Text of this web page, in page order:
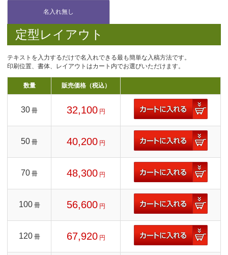
定型レイアウト
テキストを入力するだけで名入れできる最も簡単な入稿方法です。
印刷位置、書体、レイアウトはカート内でお選びいただけます。
数量 販売価格（税込）
30 冊 32,100 円
50 冊 40,200 円
70 冊 48,300 円
100 冊 56,600 円
120 冊 67,920 円